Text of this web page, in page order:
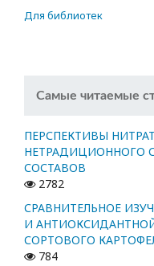
Для библиотек
Самые читаемые
ПЕРСПЕКТИВЫ
НЕТРАДИЦИОННОГО
СОСТАВОВ
2782
СРАВНИТЕЛЬНОЕ
И
СОРТОВОГО
784